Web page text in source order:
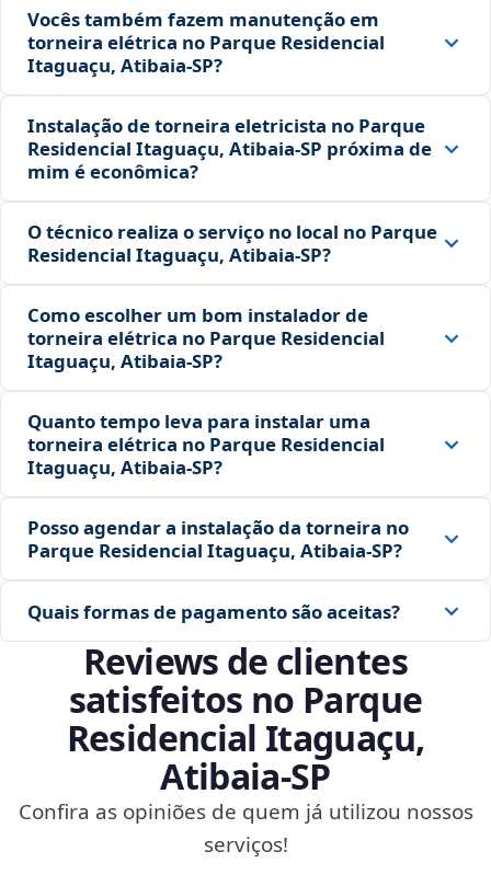
Vocês também fazem manutenção em
torneira elétrica no Parque Residencial
Itaguaçu, Atibaia‑SP?
Instalação de torneira eletricista no Parque
Residencial Itaguaçu, Atibaia‑SP próxima de
mim é econômica?
O técnico realiza o serviço no local no Parque
Residencial Itaguaçu, Atibaia‑SP?
Como escolher um bom instalador de
torneira elétrica no Parque Residencial
Itaguaçu, Atibaia‑SP?
Quanto tempo leva para instalar uma
torneira elétrica no Parque Residencial
Itaguaçu, Atibaia‑SP?
Posso agendar a instalação da torneira no
Parque Residencial Itaguaçu, Atibaia‑SP?
Quais formas de pagamento são aceitas?
Reviews de clientes
satisfeitos no Parque
Residencial Itaguaçu,
Atibaia‑SP
Confira as opiniões de quem já utilizou nossos
serviços!